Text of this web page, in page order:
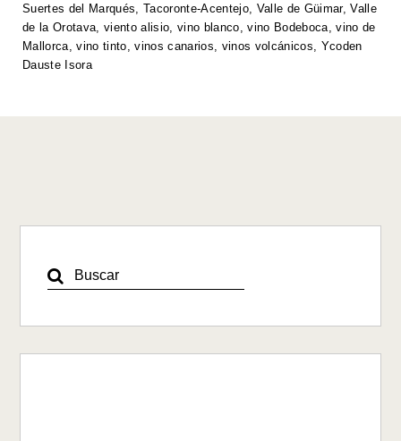
Suertes del Marqués, Tacoronte-Acentejo, Valle de Güimar,Valle
de la Orotava, viento alisio, vino blanco,vino Bodeboca,vino de
Mallorca,vino tinto,vinos canarios, vinos volcánicos, Ycoden
Dauste Isora